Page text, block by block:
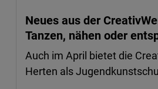
Neues aus der
Tanzen, nähen oder
Auch im April bietet die
Herten als